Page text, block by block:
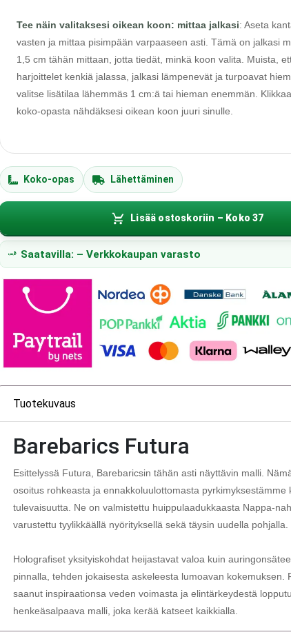
Tee näin valitaksesi oikean koon: mittaa jalkasi: Aseta
vasten ja mittaa pisimpään varpaaseen asti. Tämä on jalkasi
1,5 cm tähän mittaan, jotta tiedät, minkä koon valita. Muista,
harjoittelet kenkiä jalassa, jalkasi lämpenevät ja turpoavat
valitse lisätilaa lähemmäs 1 cm:ä tai hieman enemmän.
koko-opasta nähdäksesi oikean koon juuri sinulle.
Koko-opas Lähettäminen
Lisää ostoskoriin – Koko 37
Saatavilla: – Verkkokaupan varasto
Tuotekuvaus
Barebarics Futura
Esittelyssä Futura, Barebaricsin tähän asti näyttävin malli.
osoitus rohkeasta ja ennakkoluulottomasta pyrkimyksestämme
tulevaisuutta. Ne on valmistettu huippulaadukkaasta Nappa-
varustettu tyylikkäällä nyörityksellä sekä täysin uudella pohjalla.
Holografiset yksityiskohdat heijastavat valoa kuin
pinnalla, tehden jokaisesta askeleesta lumoavan kokemuksen.
saanut inspiraationsa veden voimasta ja elintärkeydestä
henkeäsalpaava malli, joka kerää katseet kaikkialla.